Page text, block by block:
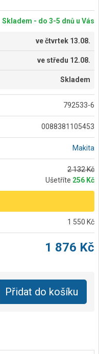
Skladem - do 3-5 dnů u Vás
večtvrtek 13.08.
ve středu 12.08.
Skladem
792533-6
0088381105453
Makita
2 132 Kč
Ušetříte 256 Kč
1 550 Kč
1 876 Kč
Přidat do košíku